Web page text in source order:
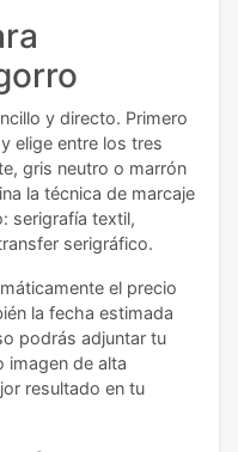
y directo. Primero
elige entre los tres
gris neutro o marrón
la técnica de marcaje
serigrafía textil,
serigráfico.
el precio
la fecha estimada
podrás adjuntar tu
imagen de alta
resultado en tu